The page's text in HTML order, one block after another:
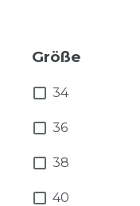
Größe
34
36
38
40